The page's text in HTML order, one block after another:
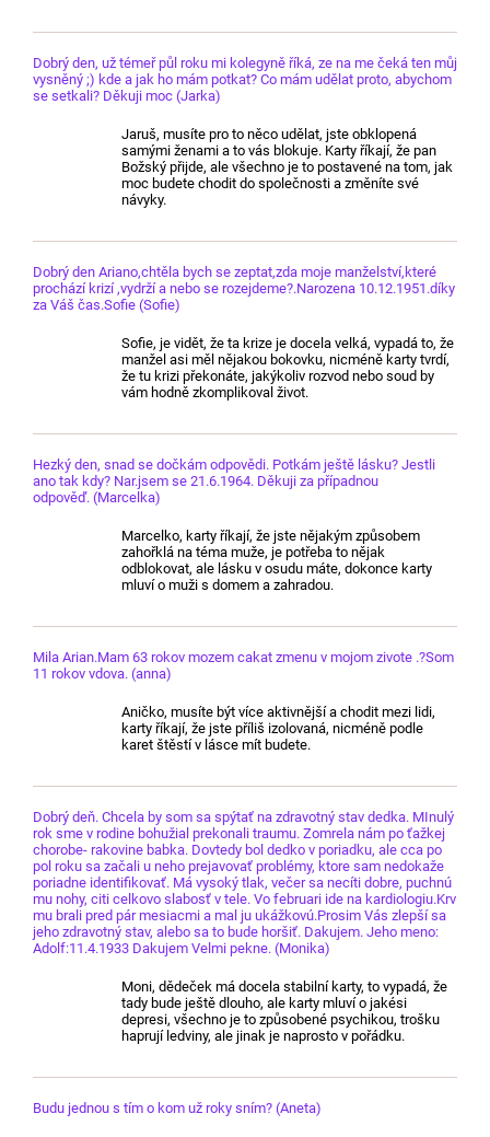
Dobrý den, už témeř půl roku mi kolegyně říká, ze na me čeká ten můj
vysněný ;) kde a jak ho mám potkat? Co mám udělat proto, abychom
se setkali? Děkuji moc (Jarka)
Jaruš, musíte pro to něco udělat, jste obklopená
samými ženami a to vás blokuje. Karty říkají, že pan
Božský přijde, ale všechno je to postavené na tom, jak
moc budete chodit do společnosti a změníte své
návyky.
Dobrý den Ariano,chtěla bych se zeptat,zda moje manželství,které
prochází krizí ,vydrží a nebo se rozejdeme?.Narozena 10.12.1951.díky
za Váš čas.Sofie (Sofie)
Sofie, je vidět, že ta krize je docela velká, vypadá to, že
manžel asi měl nějakou bokovku, nicméně karty tvrdí,
že tu krizi překonáte, jakýkoliv rozvod nebo soud by
vám hodně zkomplikoval život.
Hezký den, snad se dočkám odpovědi. Potkám ještě lásku? Jestli
ano tak kdy? Nar.jsem se 21.6.1964. Děkuji za případnou
odpověď. (Marcelka)
Marcelko, karty říkají, že jste nějakým způsobem
zahořklá na téma muže, je potřeba to nějak
odblokovat, ale lásku v osudu máte, dokonce karty
mluví o muži s domem a zahradou.
Mila Arian.Mam 63 rokov mozem cakat zmenu v mojom zivote .?Som
11 rokov vdova. (anna)
Aničko, musíte být více aktivnější a chodit mezi lidi,
karty říkají, že jste příliš izolovaná, nicméně podle
karet štěstí v lásce mít budete.
Dobrý deň. Chcela by som sa spýtať na zdravotný stav dedka. MInulý
rok sme v rodine bohužial prekonali traumu. Zomrela nám po ťažkej
chorobe- rakovine babka. Dovtedy bol dedko v poriadku, ale cca po
pol roku sa začali u neho prejavovať problémy, ktore sam nedokaže
poriadne identifikovať. Má vysoký tlak, večer sa necíti dobre, puchnú
mu nohy, citi celkovo slabosť v tele. Vo februari ide na kardiologiu.Krv
mu brali pred pár mesiacmi a mal ju ukážkovú.Prosim Vás zlepší sa
jeho zdravotný stav, alebo sa to bude horšiť. Dakujem. Jeho meno:
Adolf:11.4.1933 Dakujem Velmi pekne. (Monika)
Moni, dědeček má docela stabilní karty, to vypadá, že
tady bude ještě dlouho, ale karty mluví o jakési
depresi, všechno je to způsobené psychikou, trošku
haprují ledviny, ale jinak je naprosto v pořádku.
Budu jednou s tím o kom už roky sním? (Aneta)